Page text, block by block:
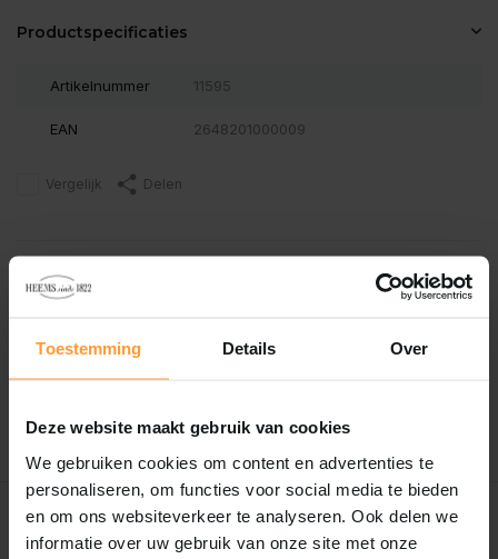
Toestemming Details Over
Deze website maakt gebruik van cookies
We gebruiken cookies om content en advertenties te
personaliseren, om functies voor social media te bieden
en om ons websiteverkeer te analyseren. Ook delen we
informatie over uw gebruik van onze site met onze
Productspecificaties
Artikelnummer 11595
EAN 2648201000009
Vergelijk Delen
Reviews
Schrijf je eigen review
Recent bekeken